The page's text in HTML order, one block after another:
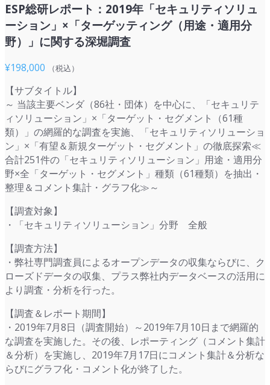
ESP総研レポート：2019年「セキュリティソリュ
ーション」×「ターゲッティング（用途・適用分
野）」に関する深堀調査
¥198,000 （税込）
【サブタイトル】
～ 当該主要ベンダ（86社・団体）を中心に、「セキュリテ
ィソリューション」×「ターゲット・セグメント（61種
類）」の網羅的な調査を実施、「セキュリティソリューショ
ン」×「有望＆新規ターゲット・セグメント」の徹底探索≪
合計251件の「セキュリティソリューション」用途・適用分
野×全「ターゲット・セグメント」種類（61種類）を抽出・
整理＆コメント集計・グラフ化≫～
【調査対象】
・「セキュリティソリューション」分野 全般
【調査方法】
・弊社専門調査員によるオープンデータの収集ならびに、ク
ローズドデータの収集、プラス弊社内データベースの活用に
より調査・分析を行った。
【調査＆レポート期間】
・2019年7月8日（調査開始）～2019年7月10日まで網羅的
な調査を実施した。その後、レポーティング（コメント集計
＆分析）を実施し、2019年7月17日にコメント集計＆分析な
らびにグラフ化・コメント化が終了した。